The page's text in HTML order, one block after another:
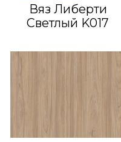
Вяз Либерти
Светлый K017